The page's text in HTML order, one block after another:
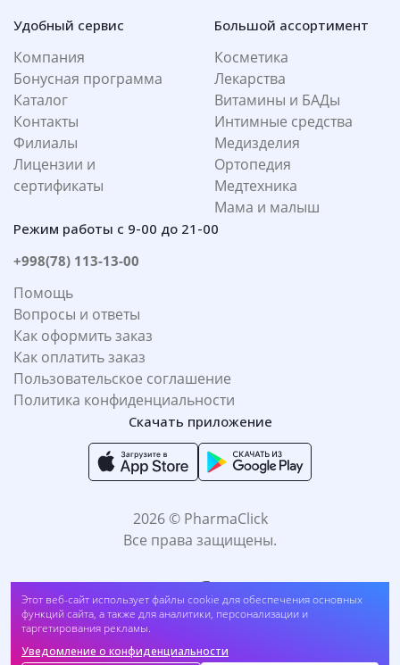
Этот веб-сайт использует файлы cookie для обеспечения основных
функций сайта, а также для аналитики, персонализации и
таргетирования рекламы.
Уведомление о конфиденциальности
THERM ИСТОЧНИК ОМОЛОЖЕНИЯ 30мл (##bk1)
56 400UZS
Удобный сервис
Компания
Бонусная программа
Каталог
Контакты
Филиалы
Лицензии и
сертификаты
Большой ассортимент
Косметика
Лекарства
Витамины и БАДы
Интимные средства
Медизделия
Ортопедия
Медтехника
Мама и малыш
Режим работы с 9-00 до 21-00
+998(78) 113-13-00
Помощь
Вопросы и ответы
Как оформить заказ
Как оплатить заказ
Пользовательское соглашение
Политика конфиденциальности
Скачать приложение
2026 © PharmaClick
Все права защищены.
Принимаем к оплате: